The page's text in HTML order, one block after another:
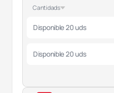
Cantidads
Disponible 20 uds
Disponible 20 uds